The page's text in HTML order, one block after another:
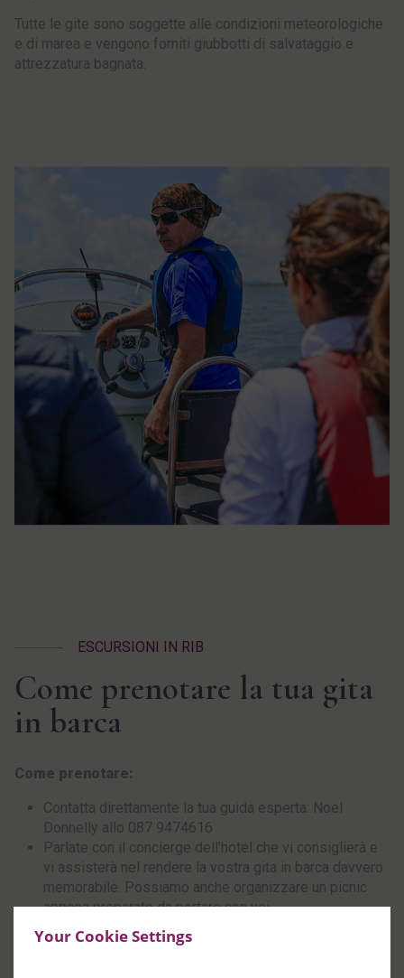
Your Cookie Settings
Tutte le gite sono soggette alle condizioni meteorologiche
e di marea e vengono forniti giubbotti di salvataggio e
attrezzatura bagnata.
ESCURSIONI IN RIB
Come prenotare la tua gita
in barca
Come prenotare:
Contatta direttamente la tua guida esperta: Noel
Donnelly allo 087 9474616
Parlate con il concierge dell'hotel che vi consiglierà e
vi assisterà nel rendere la vostra gita in barca davvero
memorabile. Possiamo anche organizzare un picnic
appena preparato da portare con voi.